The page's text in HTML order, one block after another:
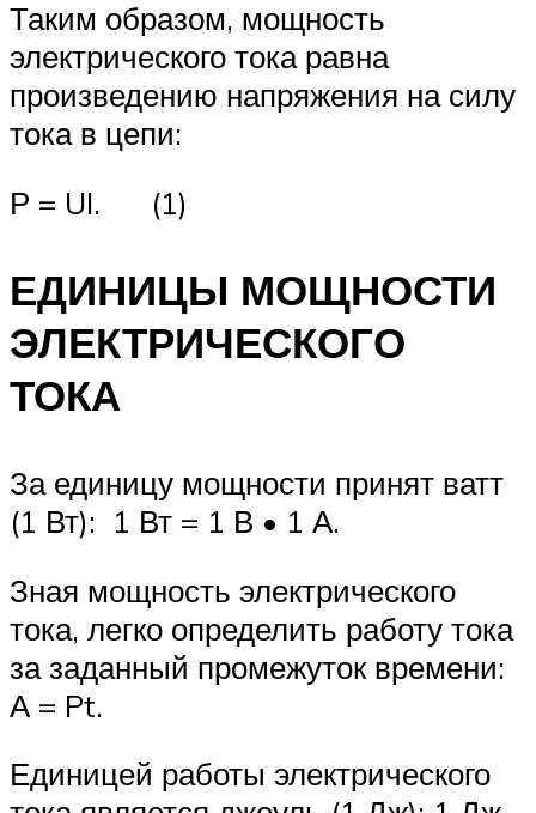
Таким образом, мощность
электрического тока равна
произведению напряжения на силу
тока в цепи:
Р = UI. (1)
ЕДИНИЦЫ МОЩНОСТИ
ЭЛЕКТРИЧЕСКОГО
ТОКА
За единицу мощности принят ватт
(1 Вт): 1 Вт = 1 В • 1 А.
Зная мощность электрического
тока, легко определить работу тока
за заданный промежуток времени:
А = Pt.
Единицей работы электрического